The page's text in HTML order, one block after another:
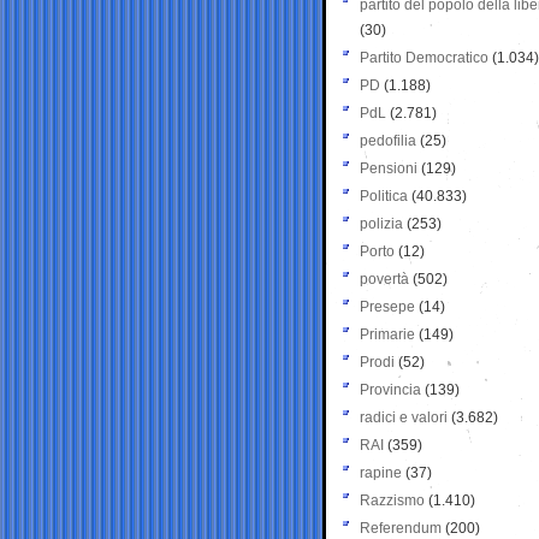
partito del popolo della
(30)
Partito Democratico (1.034)
PD (1.188)
PdL (2.781)
pedofilia (25)
Pensioni (129)
Politica (40.833)
polizia (253)
Porto (12)
povertà (502)
Presepe (14)
Primarie (149)
Prodi (52)
Provincia (139)
radici e valori (3.682)
RAI (359)
rapine (37)
Razzismo (1.410)
Referendum (200)